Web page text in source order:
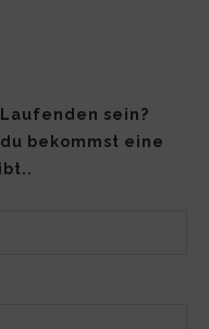
sein?
bekommst eine